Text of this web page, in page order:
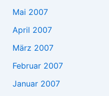
Mai 2007
April 2007
März 2007
Februar 2007
Januar 2007